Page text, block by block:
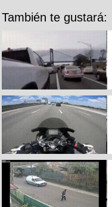
También te gustará: